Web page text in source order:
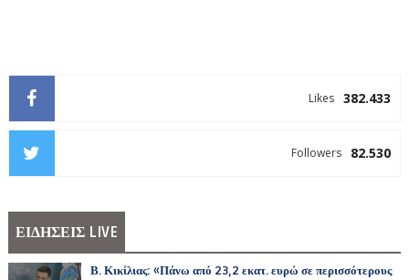
382.433
Likes
82.530
Followers
ΕΙΔΗΣΕΙΣ LIVE
Β. Κικίλιας: «Πάνω από 23,2 εκατ. ευρώ σε περισσότερους